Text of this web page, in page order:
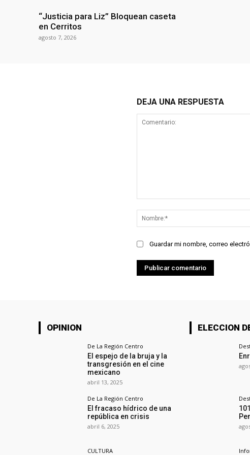
“Justicia para Liz” Bloquean caseta
en Cerritos
agosto 7, 2026
DEJA UNA RESPUESTA
Guardar mi nombre, correo
OPINION
De La Región Centro
El espejo de la bruja y la
transgresión en el cine
mexicano
abril 13, 2025
De La Región Centro
El fracaso hídrico de una
república en crisis
abril 6, 2025
CULTURA
ELECCION